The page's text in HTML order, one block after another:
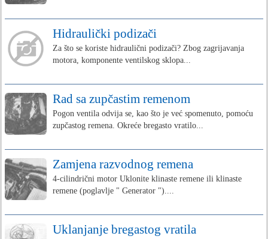
Hidraulički podizači
Za što se koriste hidraulični podizači? Zbog zagrijavanja
motora, komponente ventilskog sklopa...
Rad sa zupčastim remenom
Pogon ventila odvija se, kao što je već spomenuto, pomoću
zupčastog remena. Okreće bregasto vratilo...
Zamjena razvodnog remena
4-cilindrični motor Uklonite klinaste remene ili klinaste
remene (poglavlje " Generator ")....
Uklanjanje bregastog vratila